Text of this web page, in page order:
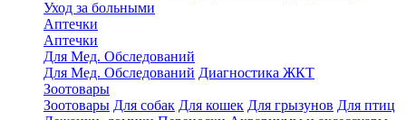
Уход за больными
Аптечки
Аптечки
Для Мед. Обследований
Для Мед. Обследований Диагностика ЖКТ
Зоотовары
Зоотовары Для собак Для кошек Для грызунов Для птиц